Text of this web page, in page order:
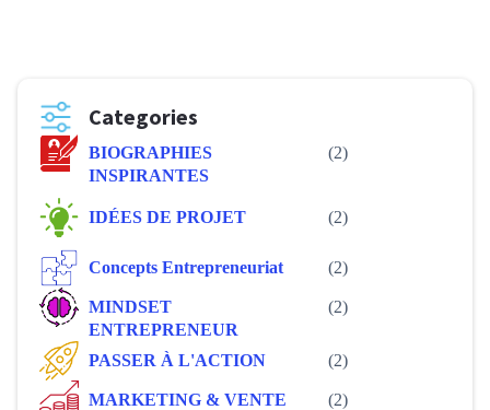
Categories
BIOGRAPHIES
INSPIRANTES
(2)
IDÉES DE PROJET (2)
Concepts Entrepreneuriat (2)
MINDSET
ENTREPRENEUR
(2)
PASSER À L'ACTION (2)
MARKETING & VENTE (2)